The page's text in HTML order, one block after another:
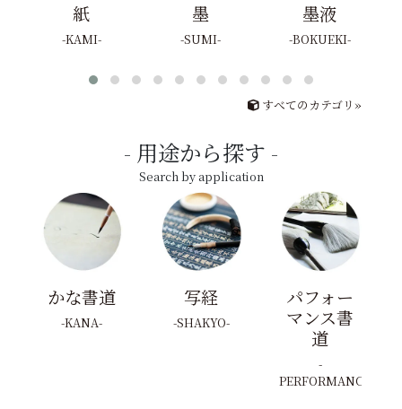
紙
KAMI
墨
SUMI
墨液
BOKUEKI
すべてのカテゴリ»
用途から探す
Search by application
かな書道
KANA
写経
SHAKYO
パフォー
マンス書
道
PERFORMANCE